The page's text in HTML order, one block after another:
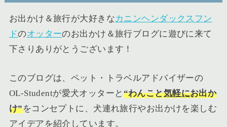
お出かけ＆旅行が大好きなカニンヘンダックスフン
ドのオッターのお出かけ＆旅行ブログに遊びに来て
下さりありがとうございます！
このブログは、ペット・トラベルアドバイザーの
OL-Studentが愛犬オッターと “わんこと気軽にお出か
け”をコンセプトに、犬連れ旅行やお出かけを楽しむ
アイデアを紹介しています。